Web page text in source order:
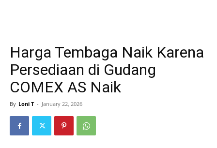
Harga Tembaga Naik Karena
Persediaan di Gudang
COMEX AS Naik
By Loni T - January 22, 2026